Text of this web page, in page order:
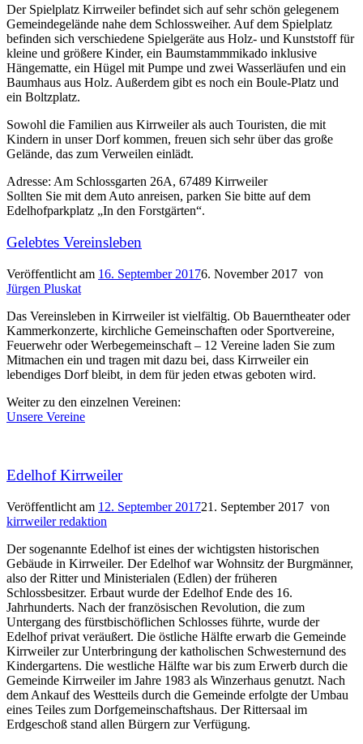
Der Spielplatz Kirrweiler befindet sich auf sehr schön gelegenem
Gemeindegelände nahe dem Schlossweiher. Auf dem Spielplatz
befinden sich verschiedene Spielgeräte aus Holz- und Kunststoff für
kleine und größere Kinder, ein Baumstammmikado inklusive
Hängematte, ein Hügel mit Pumpe und zwei Wasserläufen und ein
Baumhaus aus Holz. Außerdem gibt es noch ein Boule-Platz und
ein Boltzplatz.
Sowohl die Familien aus Kirrweiler als auch Touristen, die mit
Kindern in unser Dorf kommen, freuen sich sehr über das große
Gelände, das zum Verweilen einlädt.
Adresse: Am Schlossgarten 26A, 67489 Kirrweiler
Sollten Sie mit dem Auto anreisen, parken Sie bitte auf dem
Edelhofparkplatz „In den Forstgärten“.
Gelebtes Vereinsleben
Veröffentlicht am 16. September 20176. November 2017 von
Jürgen Pluskat
Das Vereinsleben in Kirrweiler ist vielfältig. Ob Bauerntheater oder
Kammerkonzerte, kirchliche Gemeinschaften oder Sportvereine,
Feuerwehr oder Werbegemeinschaft – 12 Vereine laden Sie zum
Mitmachen ein und tragen mit dazu bei, dass Kirrweiler ein
lebendiges Dorf bleibt, in dem für jeden etwas geboten wird.
Weiter zu den einzelnen Vereinen:
Unsere Vereine
Edelhof Kirrweiler
Veröffentlicht am 12. September 201721. September 2017 von
kirrweiler redaktion
Der sogenannte Edelhof ist eines der wichtigsten historischen
Gebäude in Kirrweiler. Der Edelhof war Wohnsitz der Burgmänner,
also der Ritter und Ministerialen (Edlen) der früheren
Schlossbesitzer. Erbaut wurde der Edelhof Ende des 16.
Jahrhunderts. Nach der französischen Revolution, die zum
Untergang des fürstbischöflichen Schlosses führte, wurde der
Edelhof privat veräußert. Die östliche Hälfte erwarb die Gemeinde
Kirrweiler zur Unterbringung der katholischen Schwesternund des
Kindergartens. Die westliche Hälfte war bis zum Erwerb durch die
Gemeinde Kirrweiler im Jahre 1983 als Winzerhaus genutzt. Nach
dem Ankauf des Westteils durch die Gemeinde erfolgte der Umbau
eines Teiles zum Dorfgemeinschaftshaus. Der Rittersaal im
Erdgeschoß stand allen Bürgern zur Verfügung.